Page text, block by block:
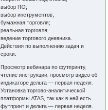
выбор ПО;
выбор инструментов;
бумажная торговля;
реальная торговля;
ведение торгового дневника.
Действия по выполнению задач и
сроки:
Просмотр вебинара по футпринту,
чтение инструкции, просмотр видео об
индикаторе дельта — первая неделя.
Установка торгово-аналитической
платформы ATAS, так как в ней есть
футпринт и дельта — первая неделя.